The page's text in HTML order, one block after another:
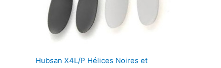
Hubsan X4L/P Hélices Noires et